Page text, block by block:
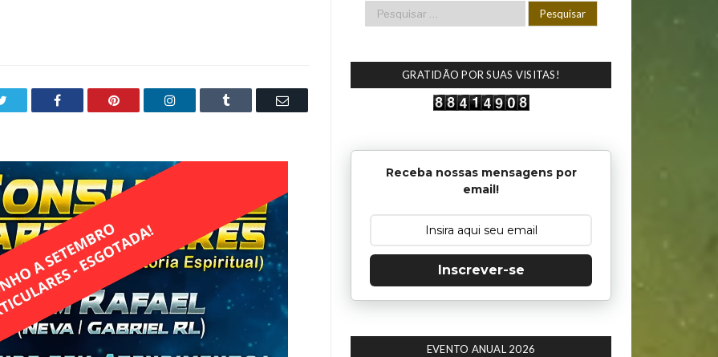
Facebook Pinterest LinkedIn Tumblr Email
GRATIDÃO POR SUAS VISITAS!
Receba nossas mensagens por
email!
Inscrever-se
EVENTO ANUAL 2026